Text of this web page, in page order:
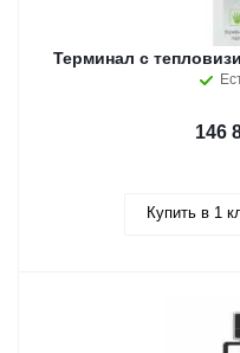
Терминал с
146
Купить в 1